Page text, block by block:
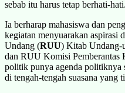
sebab itu harus tetap berhati-hati.
Ia berharap mahasiswa dan
kegiatan menyuarakan aspirasi
Undang (RUU) Kitab Undang-
dan RUU Komisi Pemberantas
politik punya agenda politiknya
di tengah-tengah suasana yang